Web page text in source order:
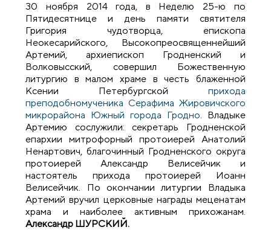
30 ноября 2014 года, в Неделю 25-ю по
Пятидесятнице и день памяти святителя
Григория чудотворца, епископа
Неокесарийского, Высокопреосвященнейший
Артемий, архиепископ Гродненский и
Волковысский, совершил Божественную
литургию в малом храме в честь блаженной
Ксении Петербургской прихода
преподобномученика Серафима Жировичского
микрорайона Южный города Гродно. Владыке
Артемию сослужили: секретарь Гродненской
епархии митрофорный протоиерей Анатолий
Ненартович, благочинный Гродненского округа
протоиерей Александр Велисейчик и
настоятель прихода протоиерей Иоанн
Велисейчик. По окончании литургии Владыка
Артемий вручил церковные награды меценатам
храма и наиболее активным прихожанам.
Александр ШУРСКИЙ.